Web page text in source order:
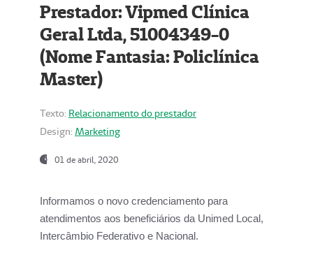
Prestador: Vipmed Clínica
Geral Ltda, 51004349-0
(Nome Fantasia: Policlínica
Master)
Texto: Relacionamento do prestador
Design: Marketing
01 de abril, 2020
Informamos o novo credenciamento para
atendimentos aos beneficiários da Unimed Local,
Intercâmbio Federativo e Nacional.